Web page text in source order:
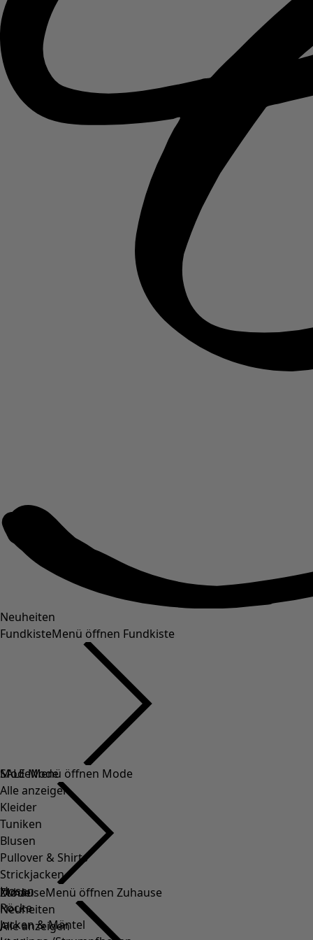
Neuheiten
FundkisteMenü öffnen Fundkiste
SALE Mode
Alle anzeigen
Kleider
Tuniken
Blusen
Pullover & Shirts
Strickjacken
Hosen
Röcke
Jacken & Mäntel
ModeMenü öffnen Mode
Mode
Neuheiten
Alle anzeigen
ZuhauseMenü öffnen Zuhause